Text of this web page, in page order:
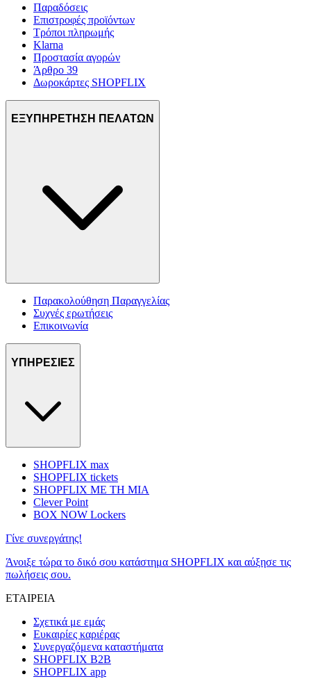
Παραδόσεις
Επιστροφές προϊόντων
Τρόποι πληρωμής
Klarna
Προστασία αγορών
Άρθρο 39
Δωροκάρτες SHOPFLIX
ΕΞΥΠΗΡΕΤΗΣΗ ΠΕΛΑΤΩΝ
Παρακολούθηση Παραγγελίας
Συχνές ερωτήσεις
Επικοινωνία
ΥΠΗΡΕΣΙΕΣ
SHOPFLIX max
SHOPFLIX tickets
SHOPFLIX ΜΕ ΤΗ ΜΙΑ
Clever Point
BOX NOW Lockers
Γίνε συνεργάτης!
Άνοιξε τώρα το δικό σου κατάστημα SHOPFLIX και αύξησε τις
πωλήσεις σου.
ΕΤΑΙΡΕΙΑ
Σχετικά με εμάς
Ευκαιρίες καριέρας
Συνεργαζόμενα καταστήματα
SHOPFLIX B2B
SHOPFLIX app